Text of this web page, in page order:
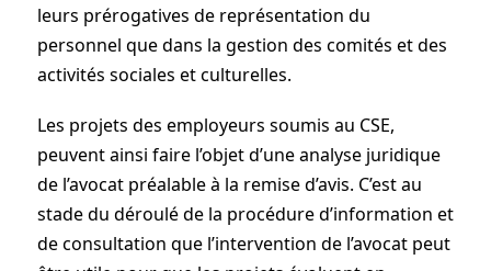
leurs prérogatives de représentation du
personnel que dans la gestion des comités et des
activités sociales et culturelles.
Les projets des employeurs soumis au CSE,
peuvent ainsi faire l’objet d’une analyse juridique
de l’avocat préalable à la remise d’avis. C’est au
stade du déroulé de la procédure d’information et
de consultation que l’intervention de l’avocat peut